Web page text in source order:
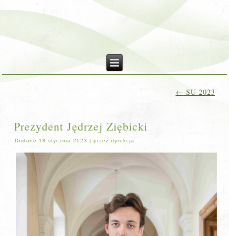
← SU 2023
Prezydent Jędrzej Ziębicki
Dodane 18 stycznia 2023 |przez dyrekcja